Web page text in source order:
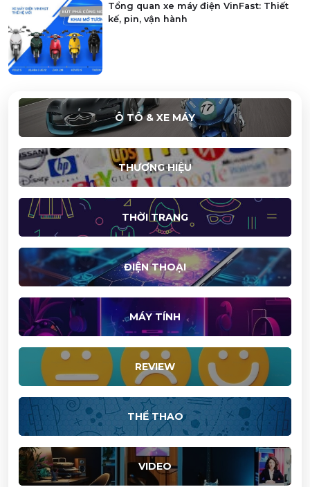
Tổng quan xe máy điện VinFast: Thiết
kế, pin, vận hành
Ô TÔ & XE MÁY
THƯƠNG HIỆU
THỜI TRANG
ĐIỆN THOẠI
MÁY TÍNH
REVIEW
THỂ THAO
VIDEO